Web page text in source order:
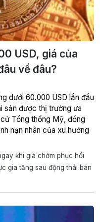
USD, giá của
về đâu?
dưới 60.000 USD lần đầu
sản được thị trường ưa
Tổng thống Mỹ, đồng
nạn nhân của xu hướng
khi giá chớm phục hồi
gia tăng sau động thái bán